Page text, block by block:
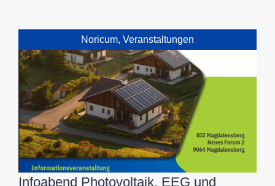
Noricum, Veranstaltungen
Infoabend Photovoltaik, EEG und